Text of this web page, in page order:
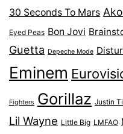
30 Seconds To Mars
Eyed Peas Bon Jovi
Guetta Depeche Mode
Eminem
Fighters Gorillaz Justin
Lil Wayne Little Big LMFAO